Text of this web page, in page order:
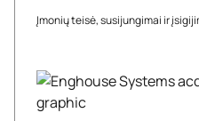
Įmonių teisė, susijungimai ir